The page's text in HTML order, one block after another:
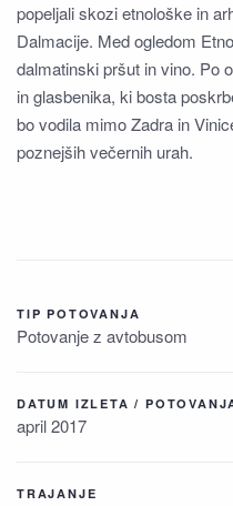
popeljali skozi etnološke in
Dalmacije. Med ogledom
dalmatinski pršut in vino. Po
in glasbenika, ki bosta
bo vodila mimo Zadra in
poznejših večernih urah.
TIP POTOVANJA
Potovanje z avtobusom
DATUM IZLETA /
april 2017
TRAJANJE